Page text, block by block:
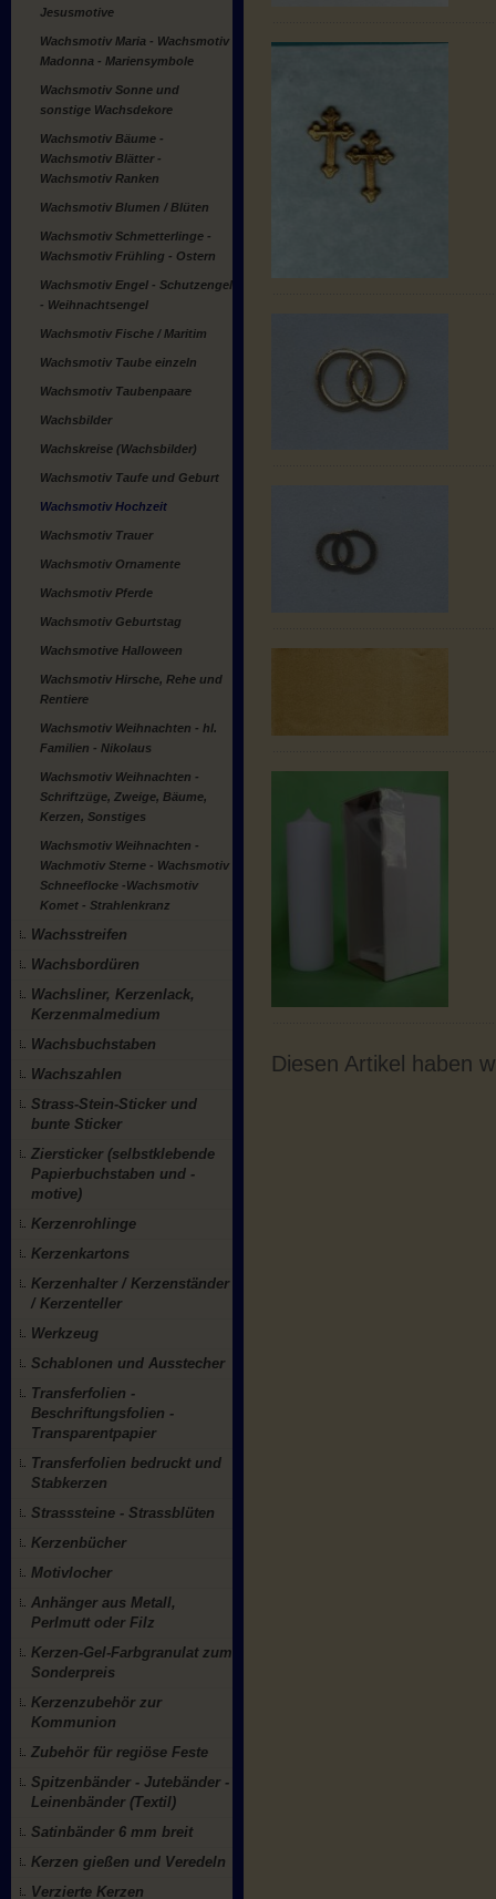
Jesusmotive
Wachsmotiv Maria - Wachsmotiv
Madonna - Mariensymbole
Wachsmotiv Sonne und
sonstige Wachsdekore
Wachsmotiv Bäume -
Wachsmotiv Blätter -
Wachsmotiv Ranken
Wachsmotiv Blumen / Blüten
Wachsmotiv Schmetterlinge -
Wachsmotiv Frühling - Ostern
Wachsmotiv Engel - Schutzengel
- Weihnachtsengel
Wachsmotiv Fische / Maritim
Wachsmotiv Taube einzeln
Wachsmotiv Taubenpaare
Wachsbilder
Wachskreise (Wachsbilder)
Wachsmotiv Taufe und Geburt
Wachsmotiv Hochzeit
Wachsmotiv Trauer
Wachsmotiv Ornamente
Wachsmotiv Pferde
Wachsmotiv Geburtstag
Wachsmotive Halloween
Wachsmotiv Hirsche, Rehe und
Rentiere
Wachsmotiv Weihnachten - hl.
Familien - Nikolaus
Wachsmotiv Weihnachten -
Schriftzüge, Zweige, Bäume,
Kerzen, Sonstiges
Wachsmotiv Weihnachten -
Wachmotiv Sterne - Wachsmotiv
Schneeflocke -Wachsmotiv
Komet - Strahlenkranz
Wachsstreifen
Wachsbordüren
Wachsliner, Kerzenlack,
Kerzenmalmedium
Wachsbuchstaben
Wachszahlen
Strass-Stein-Sticker und
bunte Sticker
Ziersticker (selbstklebende
Papierbuchstaben und -
motive)
Kerzenrohlinge
Kerzenkartons
Kerzenhalter / Kerzenständer
/ Kerzenteller
Werkzeug
Schablonen und Ausstecher
Transferfolien -
Beschriftungsfolien -
Transparentpapier
Transferfolien bedruckt und
Stabkerzen
Strasssteine - Strassblüten
Kerzenbücher
Motivlocher
Anhänger aus Metall,
Perlmutt oder Filz
Kerzen-Gel-Farbgranulat zum
Sonderpreis
Kerzenzubehör zur
Kommunion
Zubehör für regiöse Feste
Spitzenbänder - Jutebänder -
Leinenbänder (Textil)
Satinbänder 6 mm breit
Kerzen gießen und Veredeln
Verzierte Kerzen
Diesen Artikel haben